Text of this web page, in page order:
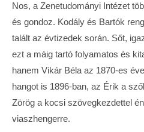
Nos, a Zenetudományi Intézet
és gondoz. Kodály és Bartók
talált az évtizedek során. Sőt,
ezt a máig tartó folyamatos és
hanem Vikár Béla az 1870-es
hangot is 1896-ban, az Érik a
Zörög a kocsi szövegkezdettel
viaszhengerre.